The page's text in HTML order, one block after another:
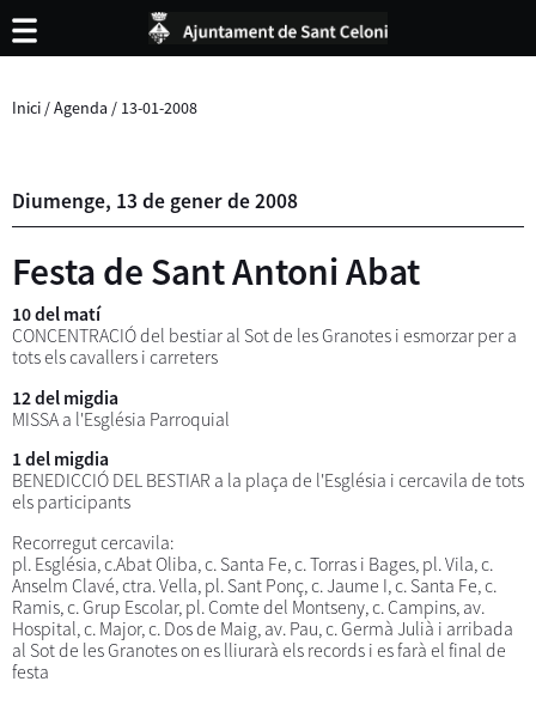
Inici /Agenda / 13-01-2008
Diumenge, 13 de generde2008
Festa de Sant Antoni Abat
10 del matí
CONCENTRACIÓ del bestiar al Sot de les Granotes i esmorzar per a
tots els cavallers i carreters
12 del migdia
MISSA a l'Església Parroquial
1 del migdia
BENEDICCIÓ DEL BESTIAR a la plaça de l'Església i cercavila de tots
els participants
Recorregut cercavila:
pl. Església, c.Abat Oliba, c. Santa Fe, c. Torras i Bages, pl. Vila, c.
Anselm Clavé, ctra. Vella, pl. Sant Ponç, c. Jaume I, c. Santa Fe, c.
Ramis, c. Grup Escolar, pl. Comte del Montseny, c. Campins, av.
Hospital, c. Major, c. Dos de Maig, av. Pau, c. Germà Julià i arribada
al Sot de les Granotes on es lliurarà els records i es farà el final de
festa